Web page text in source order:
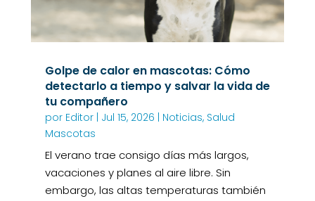
Golpe de calor en mascotas: Cómo
detectarlo a tiempo y salvar la vida de
tu compañero
por Editor| Jul 15, 2026 | Noticias, Salud
Mascotas
El verano trae consigo días más largos,
vacaciones y planes al aire libre. Sin
embargo, las altas temperaturas también